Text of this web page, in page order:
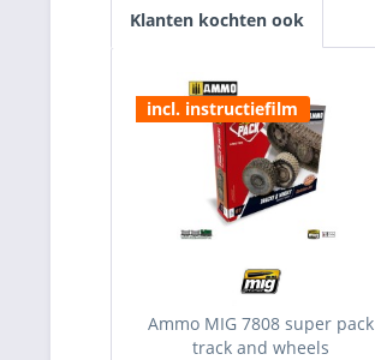
Klanten kochten ook
incl. instructiefilm
Ammo MIG 7808 super pack
track and wheels